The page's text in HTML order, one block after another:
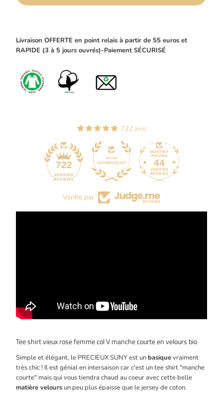
Livraison OFFERTE en point relais à partir de 55 euros et
RAPIDE (3 à 5 jours ouvrés)-Paiement SÉCURISÉ
722 avis
44
Vérifié par
Tee shirt vieux rose femme col V manche courte en velours bio
Simple et élégant, le PRECIEUX SUNY est unbasiquevraiment
très chic ! Il est génial en intersaison car c'est un tee shirt "manche
courte" mais qui vous tiendra chaud au coeur avec cette belle
matière veloursun peu plus épaisse que le jersey de coton.